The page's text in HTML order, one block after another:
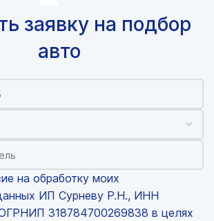
заявку на подбор
авто
на обработку моих
ИП Сурневу Р.Н., ИНН
318784700269838 в целях